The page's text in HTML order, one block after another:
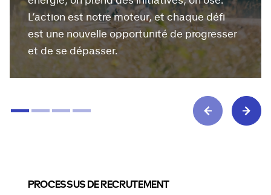
L’action est notre moteur, et chaque défi
est une nouvelle opportunité de progresser
et de se dépasser.
PROCESSUS DE RECRUTEMENT